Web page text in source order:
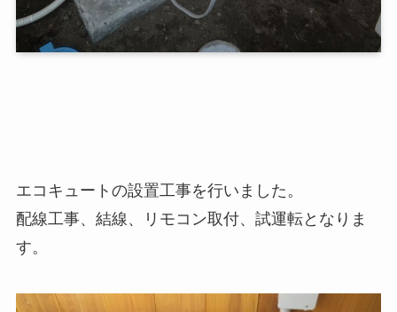
エコキュートの設置工事を行いました。
配線工事、結線、リモコン取付、試運転となりま
す。